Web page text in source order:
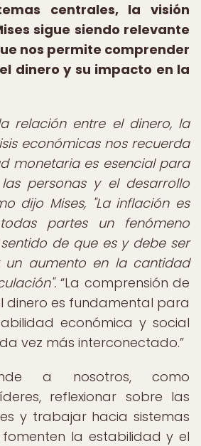
centrales, la visión
sigue siendo relevante
nos permite comprender
dinero y su impacto en la
relación entre el dinero, la
económicas nos recuerda
monetaria es esencial para
personas y el desarrollo
dijo Mises, "La inflación es
partes un fenómeno
de que es y debe ser
un aumento en la cantidad
La comprensión de
dinero es fundamental para
económica y social
vez más interconectado.
a nosotros, como
reflexionar sobre las
y trabajar hacia sistemas
la estabilidad y el